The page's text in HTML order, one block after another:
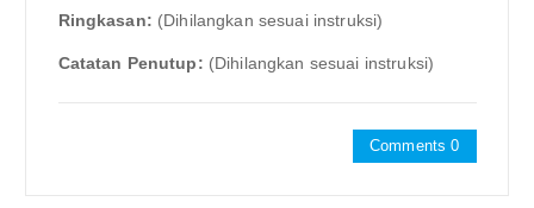
Ringkasan: (Dihilangkan sesuai instruksi)
Catatan Penutup: (Dihilangkan sesuai instruksi)
Comments 0